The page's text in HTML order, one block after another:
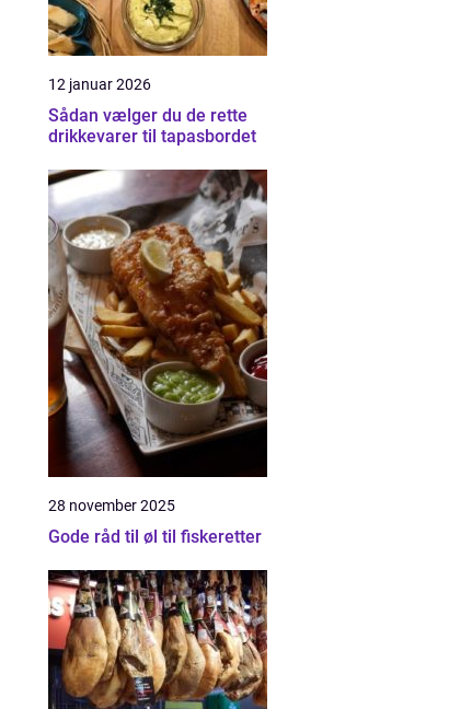
12 januar 2026
Sådan vælger du de rette
drikkevarer til tapasbordet
28 november 2025
Gode råd til øl til fiskeretter